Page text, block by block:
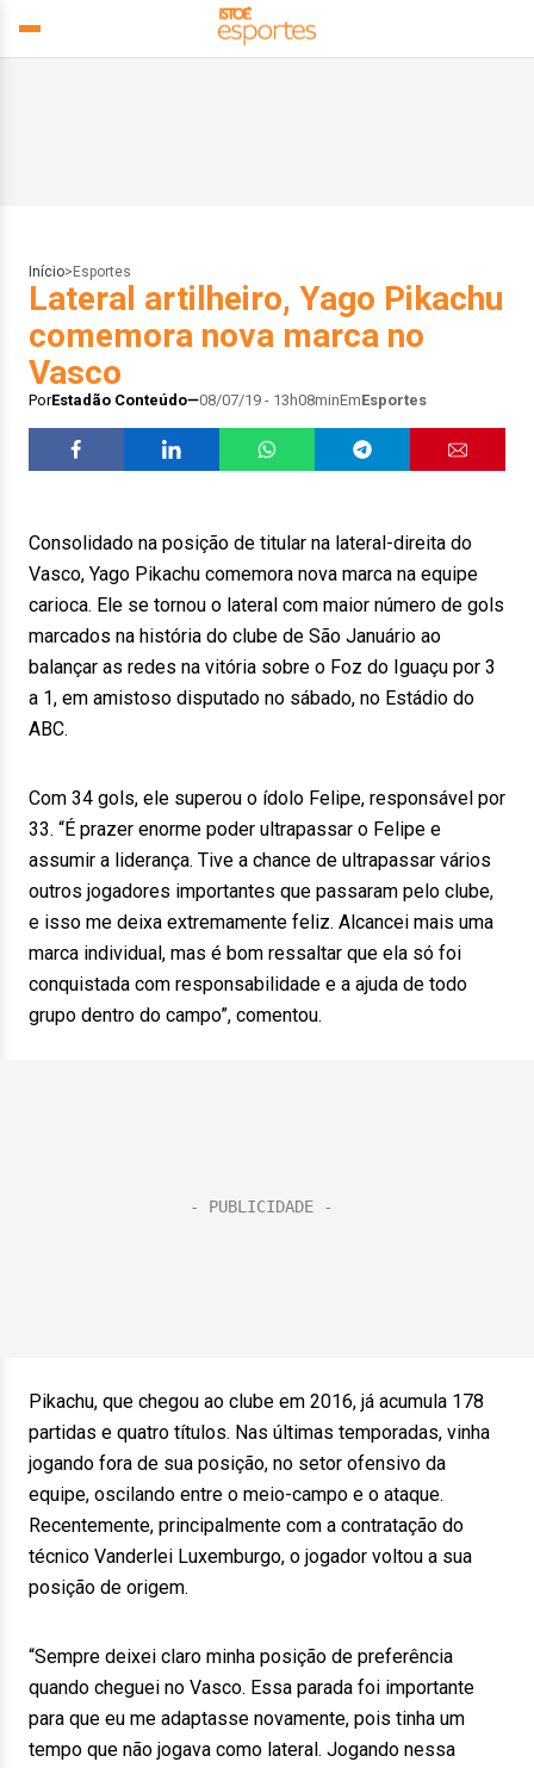
Início> Esportes
Lateral artilheiro, Yago Pikachu
comemora nova marca no
Vasco
PorEstadão Conteúdo 08/07/19 - 13h08minEmEsportes
Consolidado na posição de titular na lateral-direita do
Vasco, Yago Pikachu comemora nova marca na equipe
carioca. Ele se tornou o lateral com maior número de gols
marcados na história do clube de São Januário ao
balançar as redes na vitória sobre o Foz do Iguaçu por 3
a 1, em amistoso disputado no sábado, no Estádio do
ABC.
Com 34 gols, ele superou o ídolo Felipe, responsável por
33. “É prazer enorme poder ultrapassar o Felipe e
assumir a liderança. Tive a chance de ultrapassar vários
outros jogadores importantes que passaram pelo clube,
e isso me deixa extremamente feliz. Alcancei mais uma
marca individual, mas é bom ressaltar que ela só foi
conquistada com responsabilidade e a ajuda de todo
grupo dentro do campo”, comentou.
Pikachu, que chegou ao clube em 2016, já acumula 178
partidas e quatro títulos. Nas últimas temporadas, vinha
jogando fora de sua posição, no setor ofensivo da
equipe, oscilando entre o meio-campo e o ataque.
Recentemente, principalmente com a contratação do
técnico Vanderlei Luxemburgo, o jogador voltou a sua
posição de origem.
“Sempre deixei claro minha posição de preferência
quando cheguei no Vasco. Essa parada foi importante
para que eu me adaptasse novamente, pois tinha um
tempo que não jogava como lateral. Jogando nessa